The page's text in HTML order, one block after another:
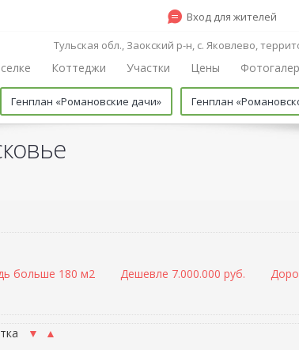
Тульская обл., Заокский р-н, с. Яковлево,
Вход для жителей
Коттеджи Участки Цены
Генплан «Романовские дачи» Генплан
больше 180 м2 Дешевле 7.000.000 руб.
▲
▼